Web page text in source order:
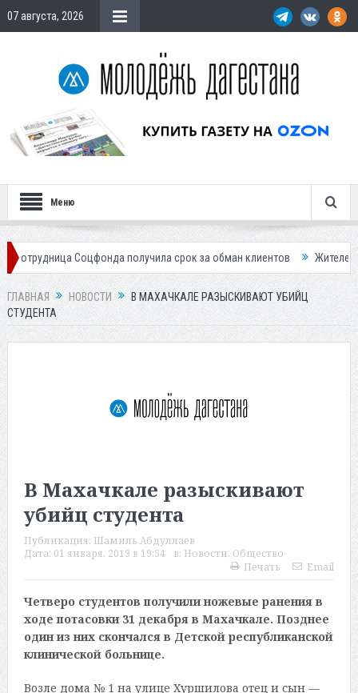
07 августа, 2026
Меню
Соцфонда получила срок за обман клиентов Жителей Дагестана
ГЛАВНАЯ НОВОСТИ
В МАХАЧКАЛЕ РАЗЫСКИВАЮТ УБИЙЦ
СТУДЕНТА
В Махачкале разыскивают
убийц студента
Публикация: Шамиль Абдуллаев
Дата: 01 января, 2019 в 19:54 в: Новости, Общество
Печать
Email
Четверо студентов получили ножевые ранения в
ходе потасовки 31 декабря в Махачкале. Позднее
один из них скончался в Детской республиканской
клинической больнице.
Возле дома № 1 на улице Хуршилова отец и сын —